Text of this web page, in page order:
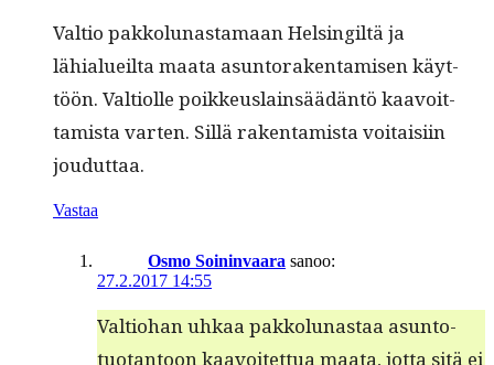
Val­tio pakkol­u­nas­ta­maan Helsingiltä ja
lähialueil­ta maa­ta asun­torak­en­tamisen käyt­
töön. Val­ti­olle poikkeuslain­säädän­tö kaavoit­
tamista varten. Sil­lä rak­en­tamista voitaisi­in
jouduttaa.
Vastaa
Osmo Soininvaara sanoo:
27.2.2017 14:55
Val­tio­han uhkaa pakkol­u­nas­taa asun­to­
tuotan­toon kaavoitet­tua maa­ta, jot­ta sitä ei